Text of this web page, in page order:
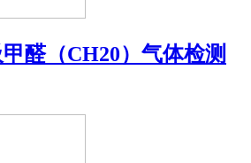
醛（CH20）气体检测